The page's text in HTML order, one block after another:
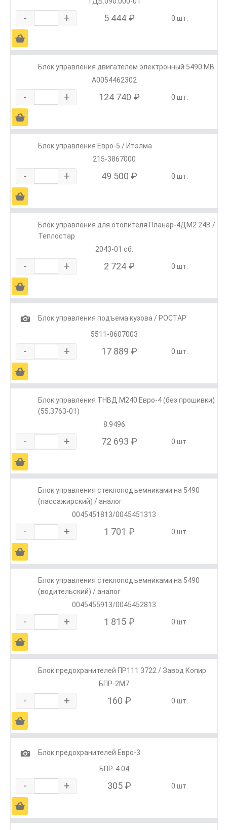
- + 5 444 ₽ 0 шт.
Ä
Блок управления двигателем электронный 5490 MB
А0054462302
- + 124 740 ₽ 0 шт.
Ä
Блок управления Евро-5 / Итэлма
215-3867000
- + 49 500 ₽ 0 шт.
Ä
Блок управления для отопителя Планар-4ДМ2 24В /
Теплостар
2043-01 сб.
- + 2 724 ₽ 0 шт.
Ä
1
Блок управления подъема кузова / РОСТАР
5511-8607003
- + 17 889 ₽ 0 шт.
Ä
Блок управления ТНВД М240 Евро-4 (без прошивки)
(55.3763-01)
8.9496
- + 72 693 ₽ 0 шт.
Ä
Блок управления стеклоподъемниками на 5490
(пассажирский) / аналог
0045451813/0045451313
- + 1 701 ₽ 0 шт.
Ä
Блок управления стеклоподъемниками на 5490
(водительский) / аналог
0045455913/0045452813
- + 1 815 ₽ 0 шт.
Ä
Блок предохранителей ПР111 3722 / Завод Копир
БПР-2М7
- + 160 ₽ 0 шт.
Ä
1
Блок предохранителей Евро-3
БПР-4.04
- + 305 ₽ 0 шт.
Ä